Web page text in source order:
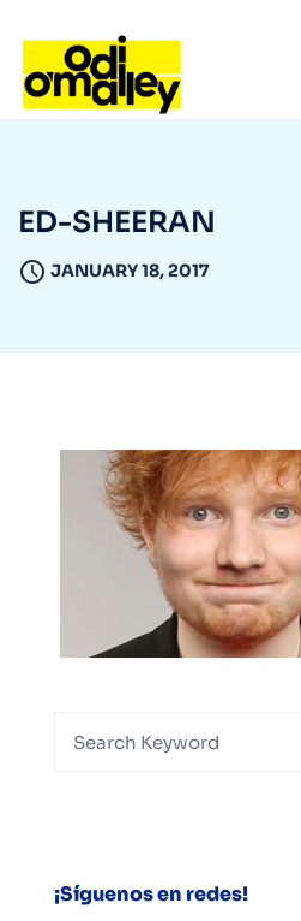
ED-SHEERAN
JANUARY 18, 2017
¡Síguenos en redes!